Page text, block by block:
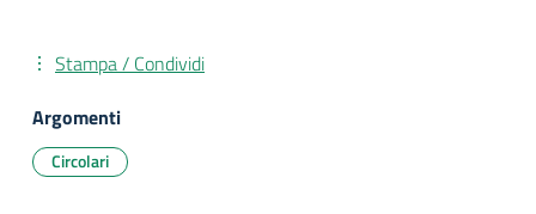
Stampa / Condividi
Argomenti
Circolari